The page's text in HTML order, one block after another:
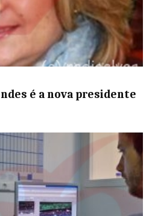
é a nova presidente